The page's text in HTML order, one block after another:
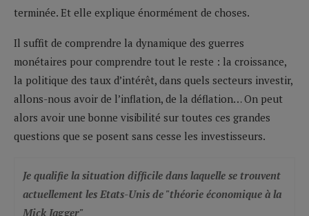
terminée. Et elle explique énormément de choses.
Il suffit de comprendre la dynamique des guerres
monétaires pour comprendre tout le reste : la croissance,
la politique des taux d’intérêt, dans quels secteurs investir,
allons-nous avoir de l’inflation, de la déflation… On peut
alors avoir une bonne visibilité sur toutes ces grandes
questions que se posent sans cesse les investisseurs.
Je qualifie la situation difficile dans laquelle se trouvent
actuellement les Etats-Unis de "théorie économique à la
Mick Jagger"